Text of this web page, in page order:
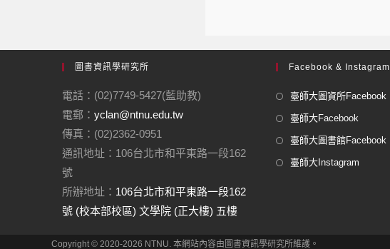
圖書資訊學研究所
電話：(02)7749-5427(藍助教)
電郵： yclan@ntnu.edu.tw
傳真：(02)2362-0951
通訊地址：106台北市和平東路一段162
號
所辦地址： 106台北市和平東路一段162
號 (校本部校區) 文學院 (正大樓) 五樓
Facebook & Instagram
臺師大圖資所Facebook
臺師大Facebook
臺師大圖書館Facebook
臺師大Instagram
Copyright © 2020-2026 NTNU. 本網站內容由圖書資訊學研究所維護。